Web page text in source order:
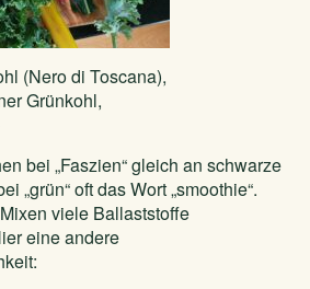
(Nero di Toscana),
Grünkohl,
bei „Faszien“ gleich an schwarze
„grün“ oft das Wort „smoothie“.
viele Ballaststoffe
eine andere